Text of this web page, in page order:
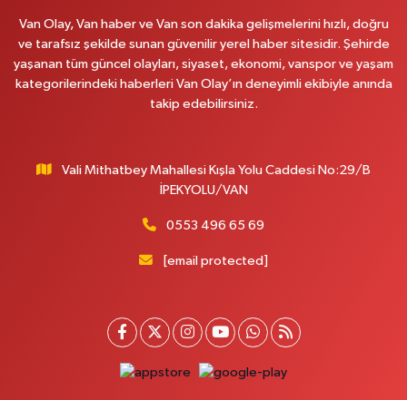
Afşar Eczanesi
Kazım Karabekir cad.Eski Araştırma Hastanesi karşısı (kent park karşısı )
Gürpınar Eczanesi
Akpınar Mah. Milli Egemenlik Cad.No:7 A
Yol Tarifi Al
0 (432) 215 77 65 Yol Tarifi Al
Ferhat Eczanesi
Van Olay, Van haber ve Van son dakika gelişmelerini hızlı, doğru
ve tarafsız şekilde sunan güvenilir yerel haber sitesidir. Şehirde
yaşanan tüm güncel olayları, siyaset, ekonomi, vanspor ve yaşam
kategorilerindeki haberleri Van Olay’ın deneyimli ekibiyle anında
takip edebilirsiniz.
Vali Mithatbey Mahallesi Kışla Yolu Caddesi No:29/B
İPEKYOLU/VAN
0553 496 65 69
[email protected]